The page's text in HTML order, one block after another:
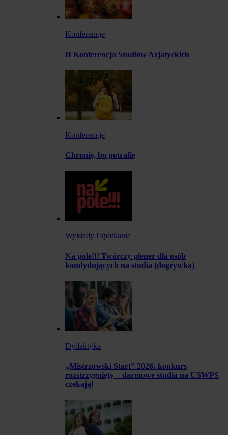
Konferencje
II Konferencja Studiów Azjatyckich
Konferencje
Chronię, bo potrafię
Wykłady i spotkania
Na pole!!! Twórczy plener dla osób
kandydujących na studia (dogrywka)
Dydaktyka
„Mistrzowski Start” 2026: konkurs
rozstrzygnięty – darmowe studia na USWPS
czekają!